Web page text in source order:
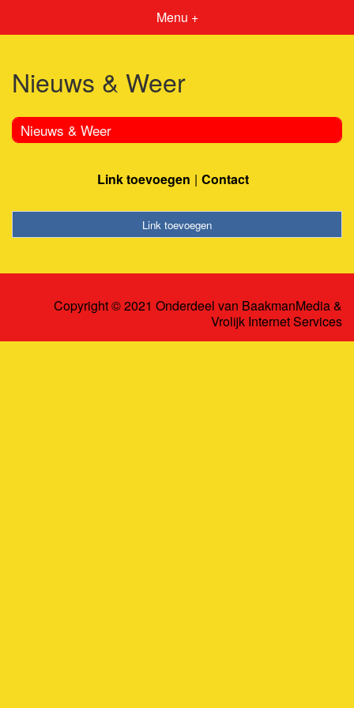
Menu +
Nieuws & Weer
Nieuws & Weer
Link toevoegen Contact
Link toevoegen
Copyright © 2021 Onderdeel van BaakmanMedia&
Vrolijk Internet Services